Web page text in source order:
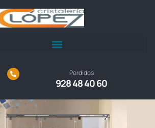
Perdidos
928 48 40 60